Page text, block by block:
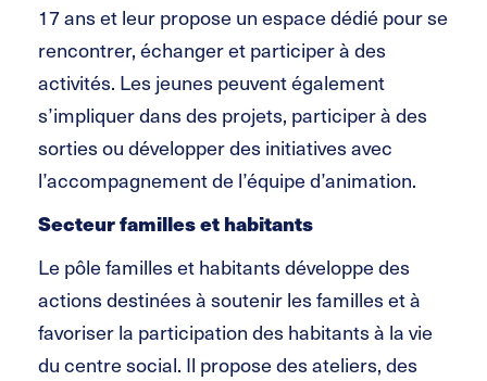
17 ans et leur propose un espace dédié pour se
rencontrer, échanger et participer à des
activités. Les jeunes peuvent également
s’impliquer dans des projets, participer à des
sorties ou développer des initiatives avec
l’accompagnement de l’équipe d’animation.
Secteur familles et habitants
Le pôle familles et habitants développe des
actions destinées à soutenir les familles et à
favoriser la participation des habitants à la vie
du centre social. Il propose des ateliers, des